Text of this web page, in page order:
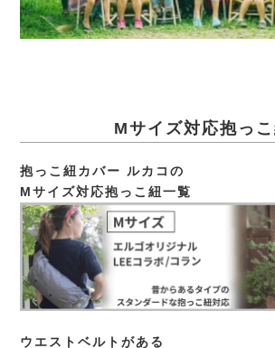
Mサイズ対応抱っこ
抱っこ紐カバー ルカコの
Mサイズ対応抱っこ紐一覧
ウエストベルトがある